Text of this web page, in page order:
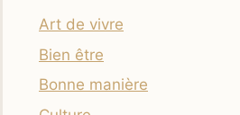
Art de vivre
Bien être
Bonne manière